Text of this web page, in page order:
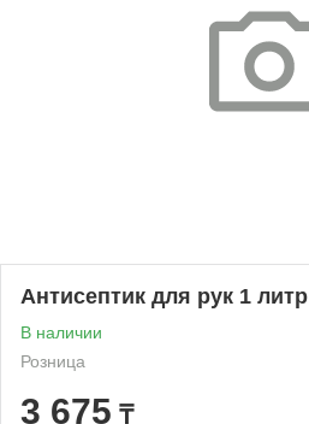
Антисептик для рук 1 литр
В наличии
Розница
3 675 ₸